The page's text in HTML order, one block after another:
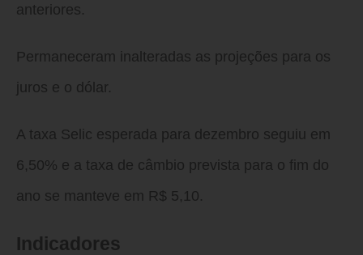
anteriores.
Permaneceram inalteradas as projeções para os
juros e o dólar.
A taxa Selic esperada para dezembro seguiu em
6,50% e a taxa de câmbio prevista para o fim do
ano se manteve em R$ 5,10.
Indicadores